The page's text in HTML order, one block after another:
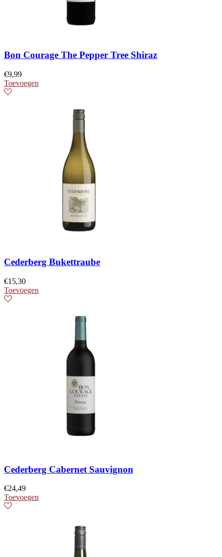
Bon Courage The Pepper Tree Shiraz
€9,99
Toevoegen
Cederberg Bukettraube
€15,30
Toevoegen
Cederberg Cabernet Sauvignon
€24,49
Toevoegen